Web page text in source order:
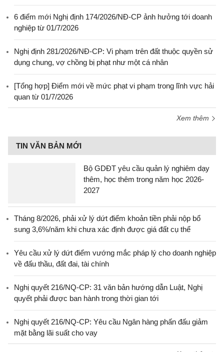
6 điểm mới Nghị định 174/2026/NĐ-CP ảnh hưởng tới doanh
nghiệp từ 01/7/2026
Nghị định 281/2026/NĐ-CP: Vi phạm trên đất thuộc quyền sử
dụng chung, vợ chồng bị phạt như một cá nhân
[Tổng hợp] Điểm mới về mức phạt vi phạm trong lĩnh vực hải
quan từ 01/7/2026
Xem thêm
TIN VĂN BẢN MỚI
Bộ GDĐT yêu cầu quản lý nghiêm dạy
thêm, học thêm trong năm học 2026-
2027
Tháng 8/2026, phải xử lý dứt điểm khoản tiền phải nộp bổ
sung 3,6%/năm khi chưa xác định được giá đất cụ thể
Yêu cầu xử lý dứt điểm vướng mắc pháp lý cho doanh nghiệp
về đấu thầu, đất đai, tài chính
Nghị quyết 216/NQ-CP: 31 văn bản hướng dẫn Luật, Nghị
quyết phải được ban hành trong thời gian tới
Nghị quyết 216/NQ-CP: Yêu cầu Ngân hàng phấn đấu giảm
mặt bằng lãi suất cho vay